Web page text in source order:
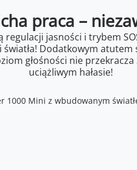
praca –
regulacji jasności i trybem
Dodatkowym
głośności nie przekracza
uciążliwym hałasie!